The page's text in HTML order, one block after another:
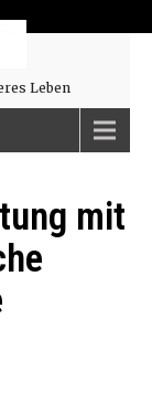
Leben
mit